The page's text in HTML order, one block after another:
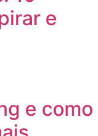
e
e como